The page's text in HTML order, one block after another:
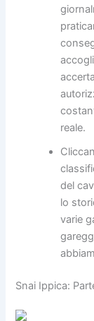
reale.
del
lo
varie
Snai Ippica: